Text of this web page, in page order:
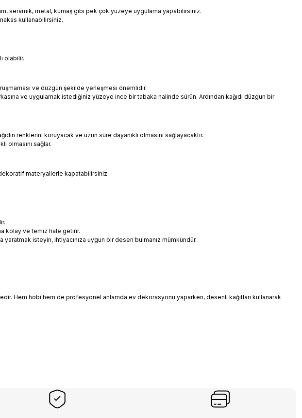
seramik, metal, kumaş gibi pek çok yüzeye uygulama yapabilirsiniz.
kullanabilirsiniz.
olabilir.
ve düzgün şekilde yerleşmesi önemlidir.
ve uygulamak istediğiniz yüzeye ince bir tabaka halinde sürün. Ardından kağıdı düzgün bir
renklerini koruyacak ve uzun süre dayanıklı olmasını sağlayacaktır.
olmasını sağlar.
materyallerle kapatabilirsiniz.
kolay ve temiz hale getirir.
isteyin, ihtiyacınıza uygun bir desen bulmanız mümkündür.
Hem hobi hem de profesyonel anlamda ev dekorasyonu yaparken, desenli kağıtları kullanarak